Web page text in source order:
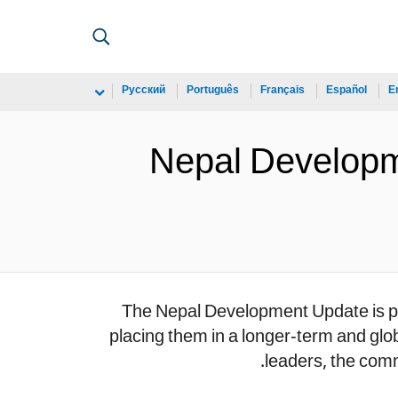
Español
Français
Português
Русский
Nepal
The Nepal Development Update is
placing them in a longer-term and
leaders, the